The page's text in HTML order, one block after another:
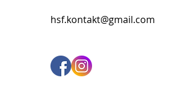
hsf.kontakt@gmail.com